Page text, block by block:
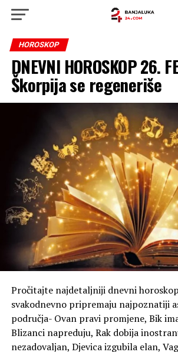
HOROSKOP
DNEVNI HOROSKOP 26.
Škorpija se regeneriše
Pročitajte najdetaljniji dnevni
svakodnevno pripremaju najpoznatiji
područja- Ovan pravi promjene, Bik
Blizanci napreduju, Rak dobija
nezadovaljan, Djevica izgubila elan,